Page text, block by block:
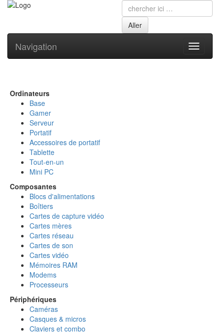
Toggle
Navigation
Ordinateurs
Base
Gamer
Serveur
Portatif
Accessoires de portatif
Tablette
Tout-en-un
Mini PC
Composantes
Blocs d'alimentations
Boîtiers
Cartes de capture vidéo
Cartes mères
Cartes réseau
Cartes de son
Cartes vidéo
Mémoires RAM
Modems
Processeurs
Périphériques
Caméras
Casques & micros
Claviers et combo